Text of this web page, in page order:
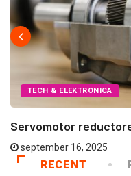
TECH & ELEKTRONICA
Servomotor
september 16, 2025
RECENT